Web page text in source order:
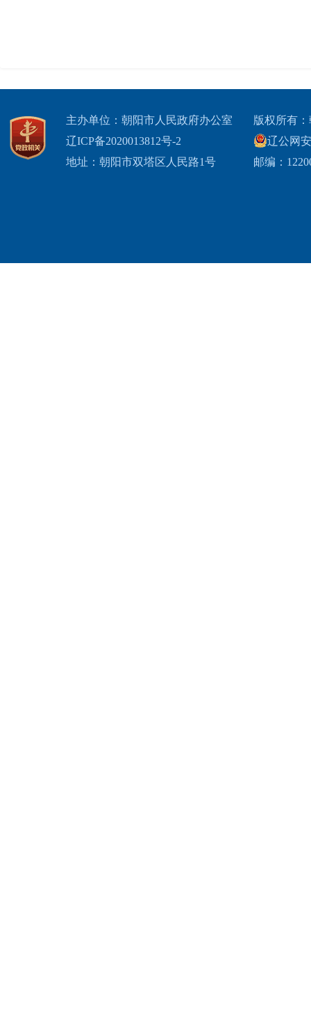
主办单位：朝阳市人民政府办公室
辽ICP备2020013812号-2
地址：朝阳市双塔区人民路1号
版权所有
辽公网
邮编：